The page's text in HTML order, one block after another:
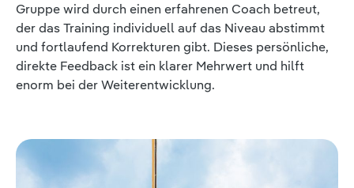
Gruppe wird durch einen erfahrenen Coach betreut,
der das Training individuell auf das Niveau abstimmt
und fortlaufend Korrekturen gibt. Dieses persönliche,
direkte Feedback ist ein klarer Mehrwert und hilft
enorm bei der Weiterentwicklung.